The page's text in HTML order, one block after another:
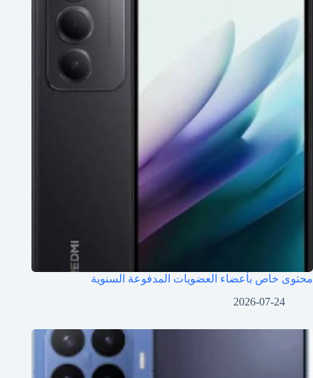
محتوى خاص بأعضاء العضويات المدفوعة السنوية
2026-07-24